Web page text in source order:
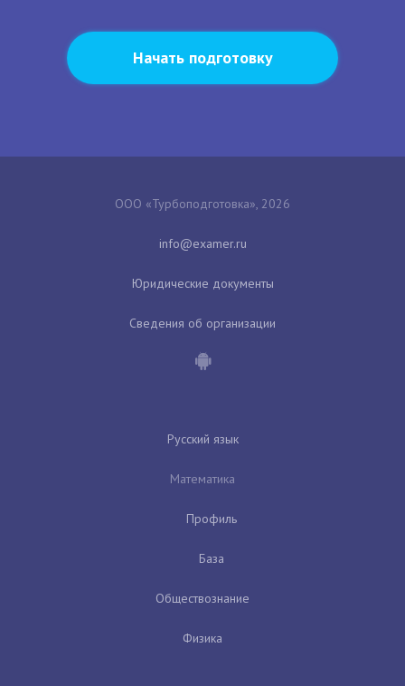
Начать подготовку
ООО «Турбоподготовка», 2026
Юридические документы
Сведения об организации
Русский язык
Математика
Профиль
База
Обществознание
Физика